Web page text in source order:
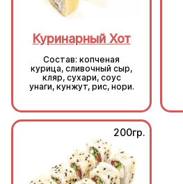
Куринарный Хот
Состав: копченая
курица, сливочный сыр,
кляр, сухари, соус
унаги, кунжут, рис, нори.
200гр.